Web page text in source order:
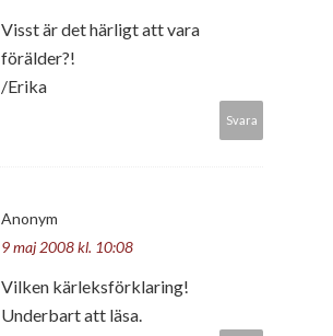
Visst är det härligt att vara
förälder?!
/Erika
Svara
Anonym
9 maj 2008 kl. 10:08
Vilken kärleksförklaring!
Underbart att läsa.